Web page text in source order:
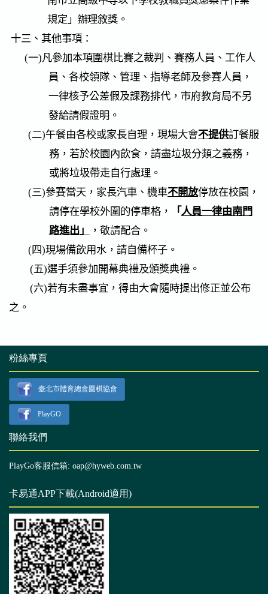
粉絲專頁
臺北市體育總會圍棋協會
PlayGO
聯絡我們
PlayGo客服信箱: oap@hyweb.com.tw
卡易通APP下載(Android適用)